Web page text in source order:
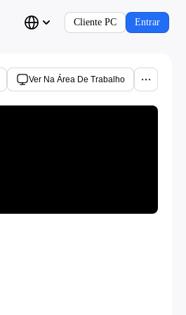
Cliente PC Entrar
Ver Na Área De Trabalho